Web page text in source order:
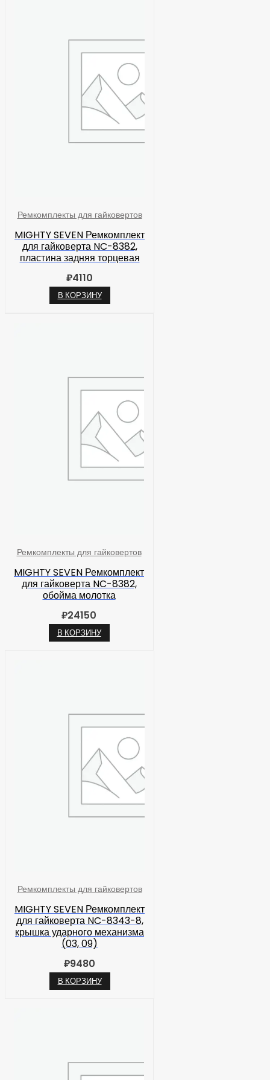
Ремкомплекты для гайковертов
MIGHTY SEVEN Ремкомплект
для гайковерта NC-8382,
пластина задняя торцевая
₽4110
В КОРЗИНУ
Ремкомплекты для гайковертов
MIGHTY SEVEN Ремкомплект
для гайковерта NC-8382,
обойма молотка
₽24150
В КОРЗИНУ
Ремкомплекты для гайковертов
MIGHTY SEVEN Ремкомплект
для гайковерта NC-8343-8,
крышка ударного механизма
(03, 09)
₽9480
В КОРЗИНУ